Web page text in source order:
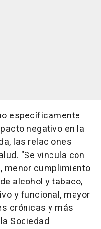
específicamente
negativo en la
las relaciones
"Se vincula con
menor cumplimiento
alcohol y tabaco,
y funcional, mayor
crónicas y más
Sociedad.